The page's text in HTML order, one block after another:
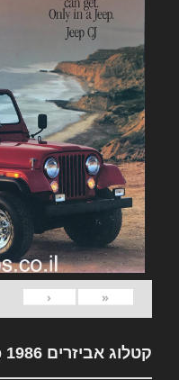
«
‹
קטלוג אביזרים Jeep 1986